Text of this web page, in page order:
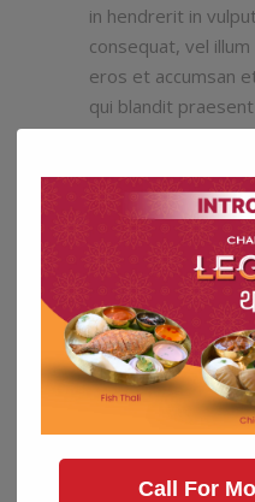
in hendrerit in
consequat, vel
eros et accumsan
qui blandit
uis autem
hendrerit in
molestie
feugiat nulla
accumsan et iusto
praesent luptatum
dolore te feugait
saepius. Duis
hendrerit in
consequat, vel
eros et accumsan
Call For